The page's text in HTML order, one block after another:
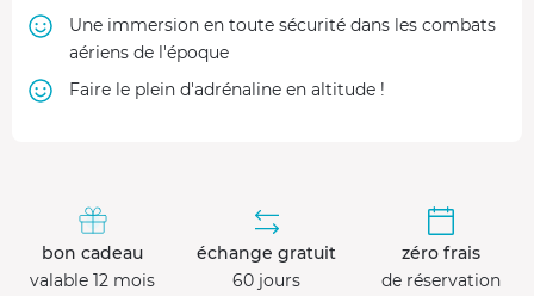
Une immersion en toute sécurité dans les combats
aériens de l'époque
Faire le plein d'adrénaline en altitude !
bon cadeau
valable 12 mois
échange gratuit
60 jours
zéro frais
de réservation